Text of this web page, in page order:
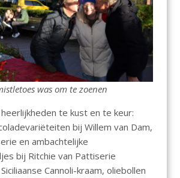
was om te zoenen
te kust en te keur:
bij Willem van Dam,
en ambachtelijke
bij Ritchie van Pattiserie
Cannoli-kraam, oliebollen